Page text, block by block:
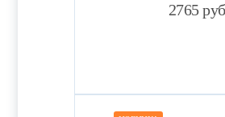
2765